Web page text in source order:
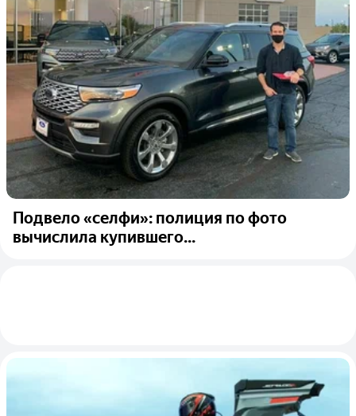
Подвело «селфи»: полиция по фото
вычислила купившего...